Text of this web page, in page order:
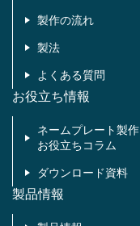
製作の流れ
製法
よくある質問
お役立ち情報
ネームプレート製作
お役立ちコラム
ダウンロード資料
製品情報